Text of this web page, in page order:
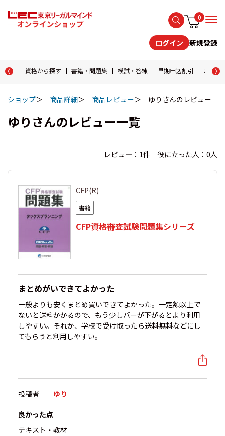
0
ログイン 新規登録
資格から探す 書籍・問題集 模試・答練 早期申込割引 おため
ショップ 商品詳細 商品レビュー ゆりさんのレビュー
ゆりさんのレビュー一覧
レビュ―：1件 役に立った人：0人
CFP(R)
書籍
CFP資格審査試験問題集シリーズ
まとめがいできてよかった
一般よりも安くまとめ買いできてよかった。一定額以上で
ないと送料かかるので、もう少しバーが下がるとより利用
しやすい。それか、学校で受け取ったら送料無料などにし
てもらうと利用しやすい。
投稿者 ゆり
良かった点
テキスト・教材